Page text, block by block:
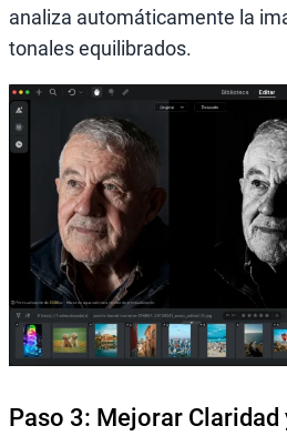
analiza automáticamente la
tonales equilibrados.
Paso 3: Mejorar Claridad